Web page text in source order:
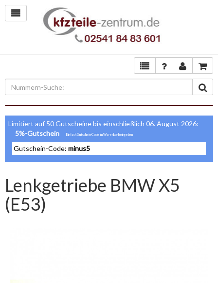
Limitiert auf 50 Gutscheine bis einschließlich 06. August 2026:
5%-Gutschein
Gutschein-Code: minus5
Lenkgetriebe BMW X5
(E53)